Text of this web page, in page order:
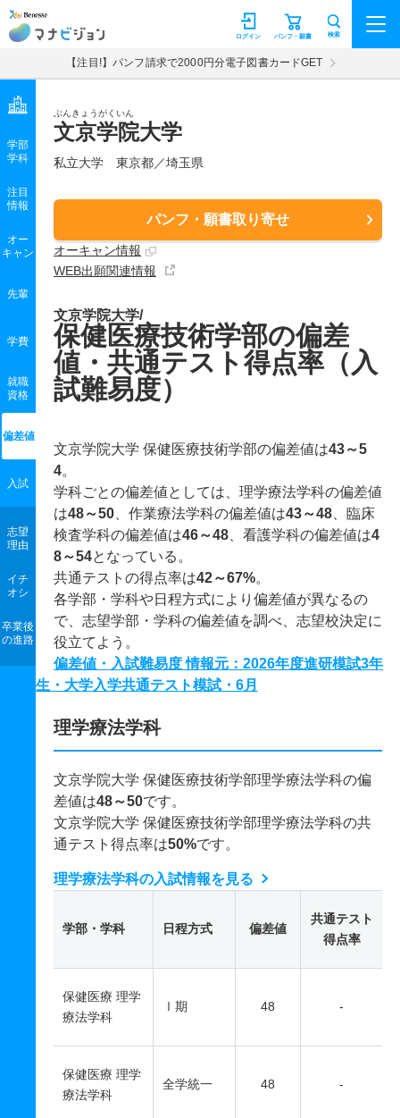
マナビジョン パンフ・願書
ログイン 検索
【注目!】パンフ請求で2000円分電子図書カードGET
ぶんきょうがくいん
文京学院大学
私立大学 東京都／埼玉県
パンフ・願書取り寄せ
オーキャン情報
WEB出願関連情報
学部
学科
注目
情報
オー
キャン
先輩
学費
就職
資格
偏差値
入試
志望
理由
イチ
オシ
卒業後
の進路
文京学院大学/
保健医療技術学部の偏差
値・共通テスト得点率（入
試難易度）
文京学院大学 保健医療技術学部の偏差値は43～5
4。
学科ごとの偏差値としては、理学療法学科の偏差値
は48～50 、作業療法学科の偏差値は43～48 、臨床
検査学科の偏差値は46～48 、看護学科の偏差値は4
8～54となっている。
共通テストの得点率は42～67%。
各学部・学科や日程方式により偏差値が異なるの
で、志望学部・学科の偏差値を調べ、志望校決定に
役立てよう。
偏差値・入試難易度 情報元：2026年度進研模試3年
生・大学入学共通テスト模試・6月
理学療法学科
文京学院大学 保健医療技術学部理学療法学科の偏
差値は48～50です。
文京学院大学 保健医療技術学部理学療法学科の共
通テスト得点率は50%です。
理学療法学科の入試情報を見る
学部・学科 日程方式 偏差値
共通テスト
得点率
保健医療 理学
療法学科
Ⅰ期 48 -
保健医療 理学
療法学科
全学統一 48 -